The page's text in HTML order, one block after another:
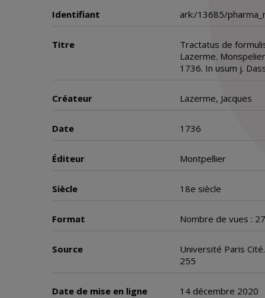
Identifiant ark:/13685/
Titre
Tractatus de
Lazerme.
1736. In usum j.
Créateur Lazerme, Jacques
Date 1736
Éditeur Montpellier
Siècle 18e siècle
Format Nombre de vues :
Source
Université Paris
255
Date de mise en ligne 14 décembre 2020